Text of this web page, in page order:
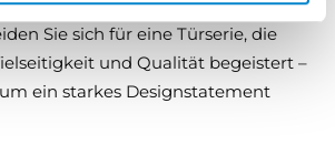
Sie sich für eine Türserie, die
und Qualität begeistert –
ein starkes Designstatement